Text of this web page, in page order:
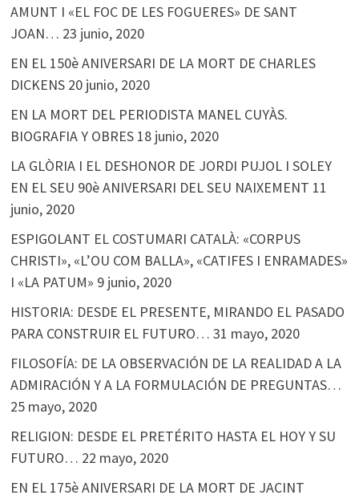
AMUNT I «EL FOC DE LES FOGUERES» DE SANT
JOAN… 23 junio, 2020
EN EL 150è ANIVERSARI DE LA MORT DE CHARLES
DICKENS 20 junio, 2020
EN LA MORT DEL PERIODISTA MANEL CUYÀS.
BIOGRAFIA Y OBRES 18 junio, 2020
LA GLÒRIA I EL DESHONOR DE JORDI PUJOL I SOLEY
EN EL SEU 90è ANIVERSARI DEL SEU NAIXEMENT 11
junio, 2020
ESPIGOLANT EL COSTUMARI CATALÀ: «CORPUS
CHRISTI», «L’OU COM BALLA», «CATIFES I ENRAMADES»
I «LA PATUM» 9 junio, 2020
HISTORIA: DESDE EL PRESENTE, MIRANDO EL PASADO
PARA CONSTRUIR EL FUTURO… 31 mayo, 2020
FILOSOFÍA: DE LA OBSERVACIÓN DE LA REALIDAD A LA
ADMIRACIÓN Y A LA FORMULACIÓN DE PREGUNTAS…
25 mayo, 2020
RELIGION: DESDE EL PRETÉRITO HASTA EL HOY Y SU
FUTURO… 22 mayo, 2020
EN EL 175è ANIVERSARI DE LA MORT DE JACINT